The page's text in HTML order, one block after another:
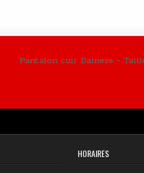
Pantalon cuir Dainese –
HORAIRES